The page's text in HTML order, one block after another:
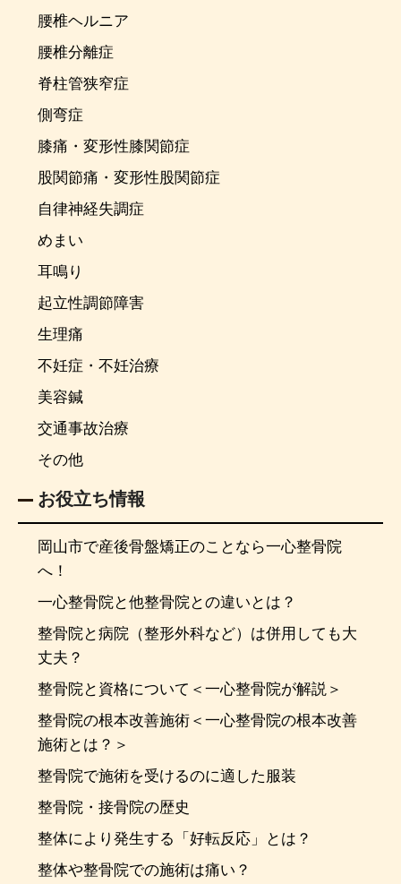
腰椎ヘルニア
腰椎分離症
脊柱管狭窄症
側弯症
膝痛・変形性膝関節症
股関節痛・変形性股関節症
自律神経失調症
めまい
耳鳴り
起立性調節障害
生理痛
不妊症・不妊治療
美容鍼
交通事故治療
その他
お役立ち情報
岡山市で産後骨盤矯正のことなら一心整骨院
へ！
一心整骨院と他整骨院との違いとは？
整骨院と病院（整形外科など）は併用しても大
丈夫？
整骨院と資格について＜一心整骨院が解説＞
整骨院の根本改善施術＜一心整骨院の根本改善
施術とは？＞
整骨院で施術を受けるのに適した服装
整骨院・接骨院の歴史
整体により発生する「好転反応」とは？
整体や整骨院での施術は痛い？